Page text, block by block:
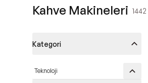
Kahve Makineleri 1442
Kategori
Teknoloji